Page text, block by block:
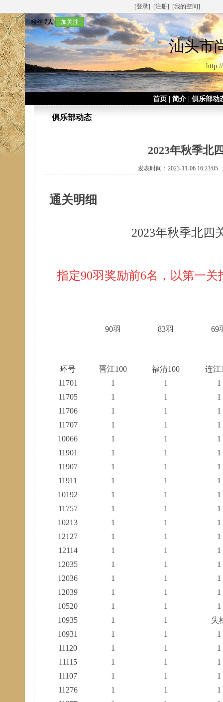
[登录] [注册] [我的空间]
粉丝 7人 加关注
汕头市
首页 简介 俱乐部动
俱乐部动态
2023年秋季北
发表时间：2023-11-06
通关明细
2023年秋季北四
指定90羽奖励前6名，以第一
90羽 83羽 69
环号 晋江100 福清100
连江
11701
1 1
1
11705
1 1
1
11706
1 1
1
11707
1 1
1
10066
1 1
1
11901
1 1
1
11907
1 1
1
11911
1 1
1
10192
1 1
1
11757
1 1
1
10213
1 1
1
12127
1 1
1
12114
1 1
1
12035
1 1
1
12036
1 1
1
12039
1 1
1
10520
1 1
1
10935
1 1
失
10931
1 1
1
11120
1 1
1
11115
1 1
1
11107
1 1
1
11276
1 1
1